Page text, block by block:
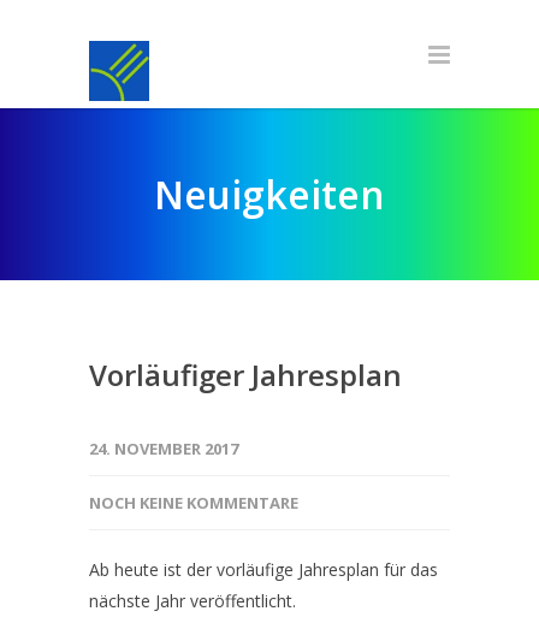
Neuigkeiten
Vorläufiger Jahresplan
24. NOVEMBER 2017
NOCH KEINE KOMMENTARE
Ab heute ist der vorläufige Jahresplan für das
nächste Jahr veröffentlicht.